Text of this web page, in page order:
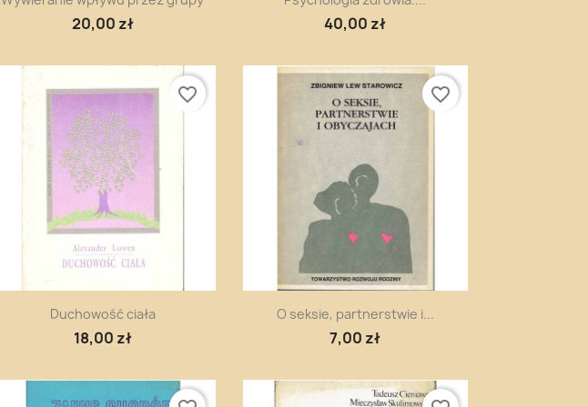
20,00 zł 40,00 zł
Szybki podgląd
Duchowość ciała
18,00 zł
favorite_border
Szybki podgląd
O seksie, partnerstwie i...
7,00 zł
favorite_border